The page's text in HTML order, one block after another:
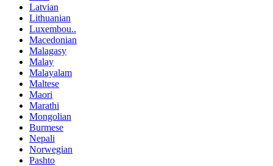
Latvian
Lithuanian
Luxembou..
Macedonian
Malagasy
Malay
Malayalam
Maltese
Maori
Marathi
Mongolian
Burmese
Nepali
Norwegian
Pashto